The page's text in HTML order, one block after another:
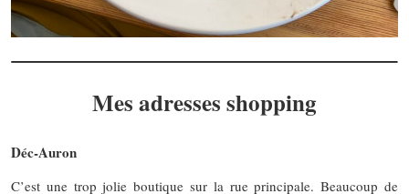
Mes adresses shopping
Déc-Auron
C’est une trop jolie boutique sur la rue principale. Beaucoup de